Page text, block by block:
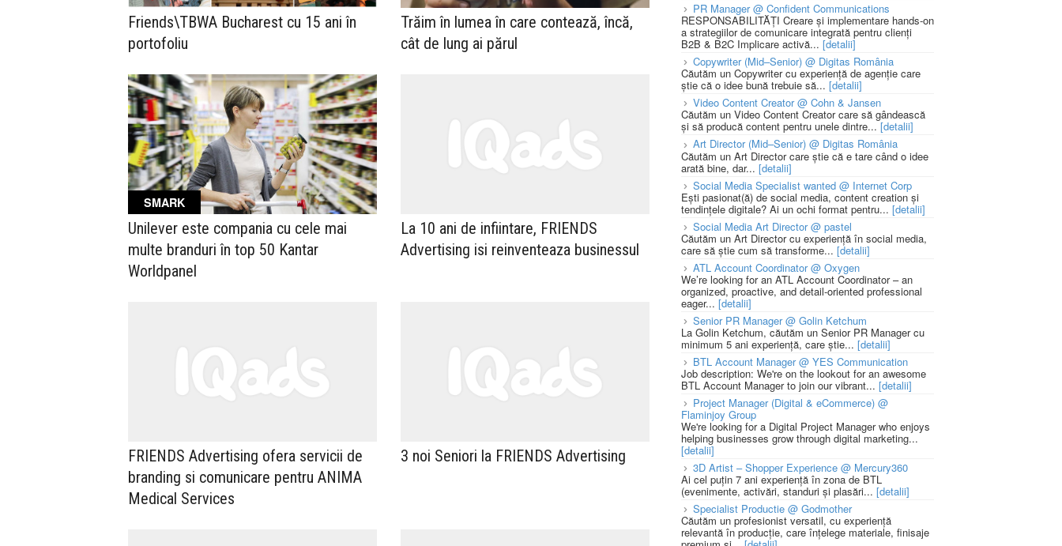
Friends\TBWA Bucharest cu 15 ani în
portofoliu
Trăim în lumea în care contează, încă,
cât de lung ai părul
SMARK
Unilever este compania cu cele mai
multe branduri în top 50 Kantar
Worldpanel
La 10 ani de infiintare, FRIENDS
Advertising isi reinventeaza businessul
FRIENDS Advertising ofera servicii de
branding si comunicare pentru ANIMA
Medical Services
3 noi Seniori la FRIENDS Advertising
PR Manager @ Confident Communications
RESPONSABILITĂȚI Creare și implementare hands-on
a strategiilor de comunicare integrată pentru clienți
B2B & B2C Implicare activă... [detalii]
Copywriter (Mid–Senior) @ Digitas România
Căutăm un Copywriter cu experiență de agenție care
știe că o idee bună trebuie să... [detalii]
Video Content Creator @ Cohn & Jansen
Căutăm un Video Content Creator care să gândească
și să producă content pentru unele dintre... [detalii]
Art Director (Mid–Senior) @ Digitas România
Căutăm un Art Director care știe că e tare când o idee
arată bine, dar... [detalii]
Social Media Specialist wanted @ Internet Corp
Ești pasionat(ă) de social media, content creation și
tendințele digitale? Ai un ochi format pentru... [detalii]
Social Media Art Director @ pastel
Căutăm un Art Director cu experiență în social media,
care să știe cum să transforme... [detalii]
ATL Account Coordinator @ Oxygen
We’re looking for an ATL Account Coordinator – an
organized, proactive, and detail-oriented professional
eager... [detalii]
Senior PR Manager @ Golin Ketchum
La Golin Ketchum, căutăm un Senior PR Manager cu
minimum 5 ani experiență, care știe... [detalii]
BTL Account Manager @ YES Communication
Job description: We're on the lookout for an awesome
BTL Account Manager to join our vibrant... [detalii]
Project Manager (Digital & eCommerce) @
Flaminjoy Group
We're looking for a Digital Project Manager who enjoys
helping businesses grow through digital marketing...
[detalii]
3D Artist – Shopper Experience @ Mercury360
Ai cel puțin 7 ani experiență în zona de BTL
(evenimente, activări, standuri și plasări... [detalii]
Specialist Productie @ Godmother
Căutăm un profesionist versatil, cu experiență
relevantă în producție, care înțelege materiale, finisaje